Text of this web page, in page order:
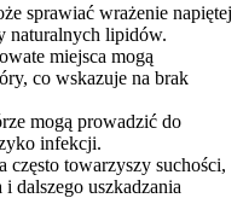
sprawiać wrażenie napiętej
naturalnych lipidów.
miejsca mogą
co wskazuje na brak
mogą prowadzić do
infekcji.
często towarzyszy suchości,
dalszego uszkadzania